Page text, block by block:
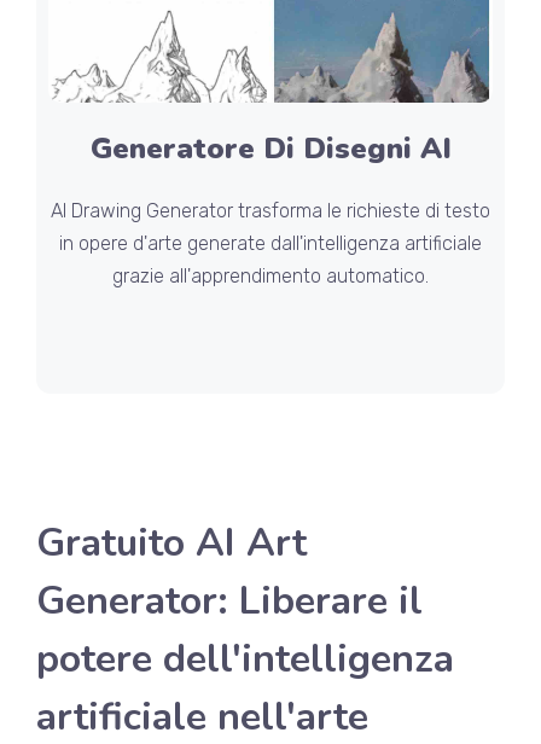
Generatore Di Disegni AI
AI Drawing Generator trasforma le richieste di testo
in opere d'arte generate dall'intelligenza artificiale
grazie all'apprendimento automatico.
Gratuito AI Art
Generator: Liberare il
potere dell'intelligenza
artificiale nell'arte